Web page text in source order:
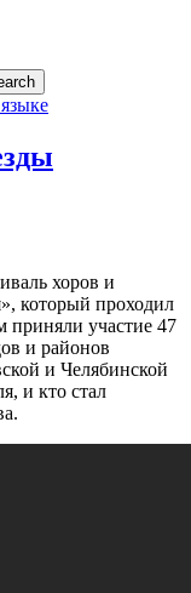
хоров и
который проходил
приняли участие 47
и районов
и Челябинской
и кто стал